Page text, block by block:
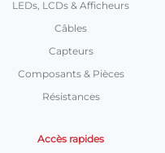
LEDs, LCDs & Afficheurs
Câbles
Capteurs
Composants & Pièces
Résistances
Accès rapides